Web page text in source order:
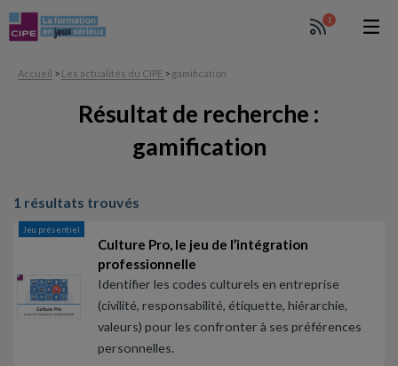
1
Accueil > Les actualités du CIPE > gamification
Résultat de recherche :
gamification
1 résultats trouvés
Jeu présentiel
Culture Pro, le jeu de l’intégration
professionnelle
Identifier les codes culturels en entreprise
(civilité, responsabilité, étiquette, hiérarchie,
valeurs) pour les confronter à ses préférences
personnelles.